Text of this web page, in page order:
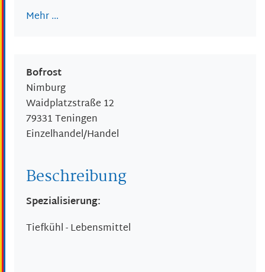
Mehr …
Bofrost
Nimburg
Waidplatzstraße 12
79331Teningen
Einzelhandel/Handel
Beschreibung
Spezialisierung:
Tiefkühl - Lebensmittel